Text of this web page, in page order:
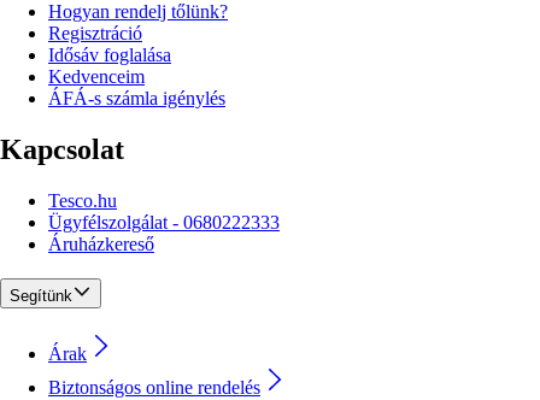
Hogyan rendelj tőlünk?
Regisztráció
Idősáv foglalása
Kedvenceim
ÁFÁ-s számla igénylés
Kapcsolat
Tesco.hu
Ügyfélszolgálat - 0680222333
Áruházkereső
Segítünk
Árak
Biztonságos online rendelés